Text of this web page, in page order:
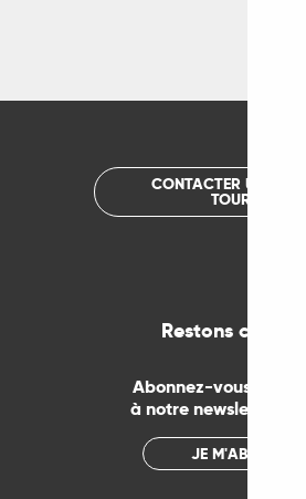
CONTACTER UN
TOURISME
Restons
Abonnez-vous
à notre newsletter
JE M'ABONNE